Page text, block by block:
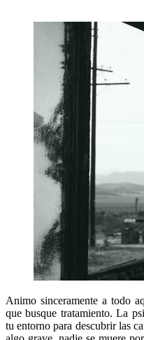
Animo sinceramente a todo
que busque tratamiento. La
tu entorno para descubrir las